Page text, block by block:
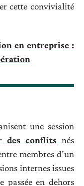
cette convivialité
en entreprise :
une session
des conflitsnés
membres d’un
internes issues
passée en dehors